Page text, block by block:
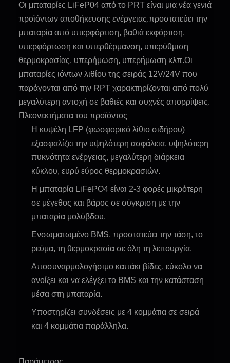
Οι μπαταρίες LiFeP04 από το PRT είναι μια νέα γενιά
προϊόντων αποθήκευσης ενέργειας.προστατεύει την
μπαταρία από υπερφόρτιση, βαθιά εκφόρτιση,
υπερφόρτωση και υπερθέρμανση, υπερύθμιση
θερμοκρασίας, υπερήμωση, υπερήμωση κλπ.Οι
μπαταρίες ιόντων λιθίου της σειράς 12V/24V που
παράγονται από την RPT χαρακτηρίζονται από πολύ
μεγαλύτερη αντοχή σε βαθιές και συχνές απορρίψεις.
Πλεονεκτήματα του προϊόντος
Η κυψέλη LFP (φωσφορικό λίθιο σιδήρου)
εξασφαλίζει την υψηλότερη ασφάλεια, υψηλότερη
πυκνότητα ενέργειας, μεγαλύτερη διάρκεια
κύκλου, ευρύ εύρος θερμοκρασιών.
Η μπαταρία LiFePO4 είναι 2-3 φορές μικρότερη
σε μέγεθος και βάρος σε σύγκριση με την
μπαταρία μολύβδου.
Ενσωματωμένο BMS, προστατεύει την τάση, το
ρεύμα, τη θερμοκρασία σε όλη τη λειτουργία.
Αποσυναρμολογήσιμο καπάκι βίδες, εύκολο να
ανοίξει και να ελέγξει το BMS και την κατάσταση
μέσα στη μπαταρία.
Υποστηρίζει συνδέσεις με 4 κομμάτια σε σειρά
και 4 κομμάτια παράλληλα.